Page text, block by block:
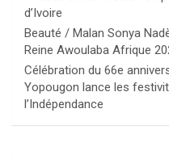
d’Ivoire
Beauté / Malan Sonya
Reine Awoulaba Afrique
Célébration du 66e
Yopougon lance les
l’Indépendance